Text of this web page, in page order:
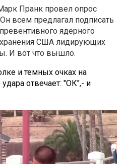
Пранк провел опрос
всем предлагал подписать
ядерного
США лидирующих
И вот что вышло.
и темных очках на
отвечает: "ОК",- и